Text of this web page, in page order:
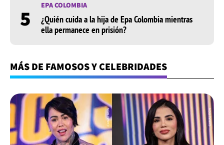
5 EPA COLOMBIA
¿Quién cuida a la hija de Epa Colombia mientras
ella permanece en prisión?
MÁS DE FAMOSOS Y CELEBRIDADES